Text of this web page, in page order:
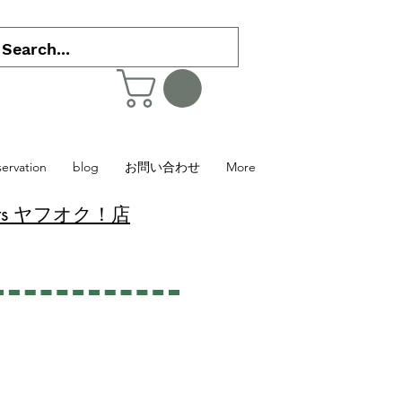
blog お問い合わせ More
ヤフオク！店